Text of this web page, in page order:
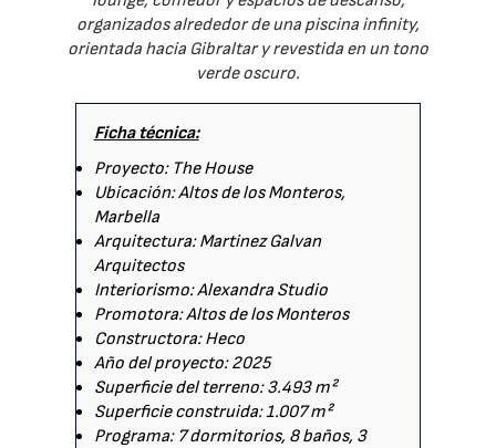
organizados alrededor de una piscina infinity,
orientada hacia Gibraltar y revestida en un tono
verde oscuro.
Ficha técnica:
Proyecto: The House
Ubicación: Altos de los Monteros,
Marbella
Arquitectura: Martinez Galvan
Arquitectos
Interiorismo: Alexandra Studio
Promotora: Altos de los Monteros
Constructora: Heco
Año del proyecto: 2025
Superficie del terreno: 3.493 m²
Superficie construida: 1.007 m²
Programa: 7 dormitorios, 8 baños, 3